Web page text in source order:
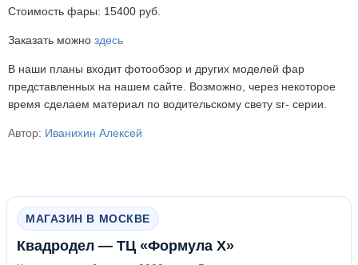
Стоимость фары: 15400 руб.
Заказать можно здесь
В наши планы входит фотообзор и других моделей фар
представленных на нашем сайте. Возможно, через некоторое
время сделаем материал по водительскому свету sr- серии.
Автор: Иванихин Алексей
МАГАЗИН В МОСКВЕ
Квадродел — ТЦ «Формула Х»